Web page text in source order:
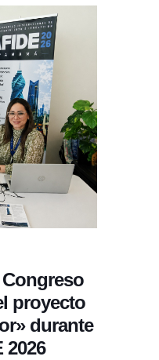
proyecto
durante
2026